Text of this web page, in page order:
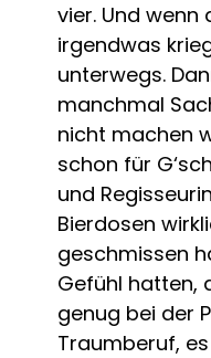
vier. Und wenn
irgendwas
unterwegs.
manchmal
nicht machen
schon für
und
Bierdosen
geschmissen
Gefühl hatten,
genug bei der
Traumberuf,